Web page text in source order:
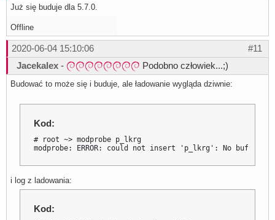
Już się buduje dla 5.7.0.
Offline
#11
2020-06-04 15:10:06
Jacekalex - Podobno człowiek...;)
Budować to może się i buduje, ale ładowanie wygląda dziwnie:
Kod:
# root ~> modprobe p_lkrg
modprobe: ERROR: could not insert 'p_lkrg': No buffer
i log z ladowania:
Kod: